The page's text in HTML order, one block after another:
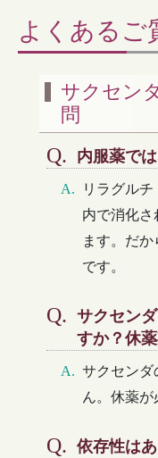
よくあるご
サクセン
問
内服薬で
リラグル
内で消化
ます。だ
です。
サクセン
すか？休
サクセンダ
ん。休薬が
依存性は